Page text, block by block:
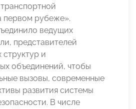
первом рубеже».
ведущих
представителей
структур и
объединений, чтобы
вызовы, современные
развития системы
В числе